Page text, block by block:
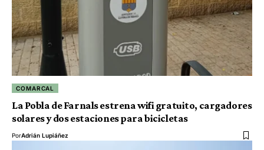
COMARCAL
La Pobla de Farnals estrena wifi gratuito, cargadores
solares y dos estaciones para bicicletas
PorAdrián Lupiáñez